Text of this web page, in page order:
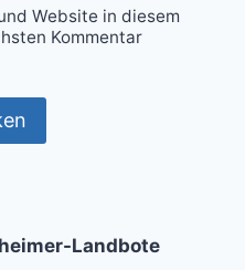
Website in diesem
Kommentar
Landbote